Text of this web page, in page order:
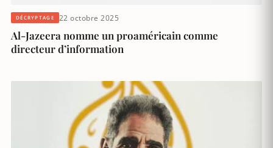
DÉCRYPTAGE 22 octobre 2025
Al-Jazeera nomme un proaméricain comme
directeur d’information